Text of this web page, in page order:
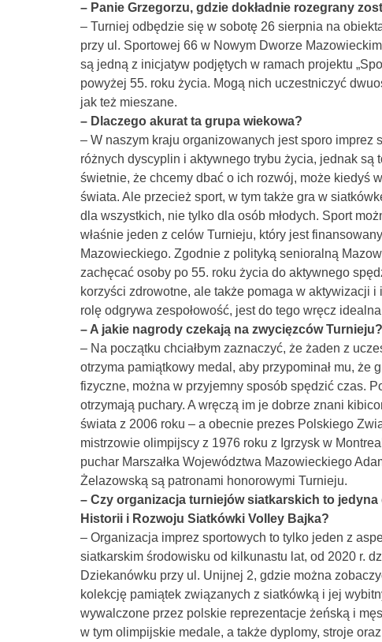
– Panie Grzegorzu, gdzie dokładnie rozegrany
– Turniej odbędzie się w sobotę 26 sierpnia na
przy ul. Sportowej 66 w Nowym Dworze
są jedną z inicjatyw podjętych w ramach projektu
powyżej 55. roku życia. Mogą nich uczestniczyć
jak też mieszane.
– Dlaczego akurat ta grupa wiekowa?
– W naszym kraju organizowanych jest sporo
różnych dyscyplin i aktywnego trybu życia, jednak są
świetnie, że chcemy dbać o ich rozwój, może kiedyś
świata. Ale przecież sport, w tym także gra w
dla wszystkich, nie tylko dla osób młodych. Sport
właśnie jeden z celów Turnieju, który jest
Mazowieckiego. Zgodnie z polityką senioralną
zachęcać osoby po 55. roku życia do aktywnego
korzyści zdrowotne, ale także pomaga w aktywizacji
rolę odgrywa zespołowość, jest do tego wręcz
– A jakie nagrody czekają na zwycięzców Turnieju?
– Na początku chciałbym zaznaczyć, że żaden z
otrzyma pamiątkowy medal, aby przypominał mu,
fizyczne, można w przyjemny sposób spędzić czas.
otrzymają puchary. A wręczą im je dobrze znani
świata z 2006 roku – a obecnie prezes Polskiego
mistrzowie olimpijscy z 1976 roku z Igrzysk w
puchar Marszałka Województwa Mazowieckiego
Żelazowską są patronami honorowymi Turnieju.
– Czy organizacja turniejów siatkarskich to
Historii i Rozwoju Siatkówki Volley Bajka?
– Organizacja imprez sportowych to tylko jeden z
siatkarskim środowisku od kilkunastu lat, od 2020 r.
Dziekanówku przy ul. Unijnej 2, gdzie można
kolekcję pamiątek związanych z siatkówką i jej
wywalczone przez polskie reprezentacje żeńską i
w tym olimpijskie medale, a także dyplomy, stroje